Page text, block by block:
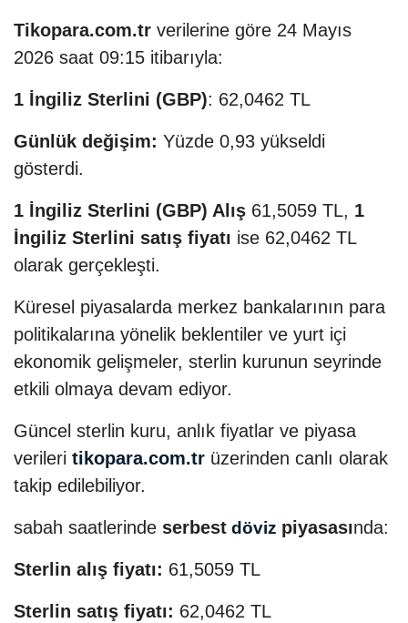
Tikopara.com.tr verilerine göre 24 Mayıs
2026 saat 09:15 itibarıyla:
1 İngiliz Sterlini (GBP): 62,0462 TL
Günlük değişim: Yüzde 0,93 yükseldi
gösterdi.
1 İngiliz Sterlini (GBP) Alış 61,5059 TL, 1
İngiliz Sterlini satış fiyatı ise 62,0462 TL
olarak gerçekleşti.
Küresel piyasalarda merkez bankalarının para
politikalarına yönelik beklentiler ve yurt içi
ekonomik gelişmeler, sterlin kurunun seyrinde
etkili olmaya devam ediyor.
Güncel sterlin kuru, anlık fiyatlar ve piyasa
verileri tikopara.com.tr üzerinden canlı olarak
takip edilebiliyor.
sabah saatlerinde serbest döviz piyasasında:
Sterlin alış fiyatı: 61,5059 TL
Sterlin satış fiyatı: 62,0462 TL